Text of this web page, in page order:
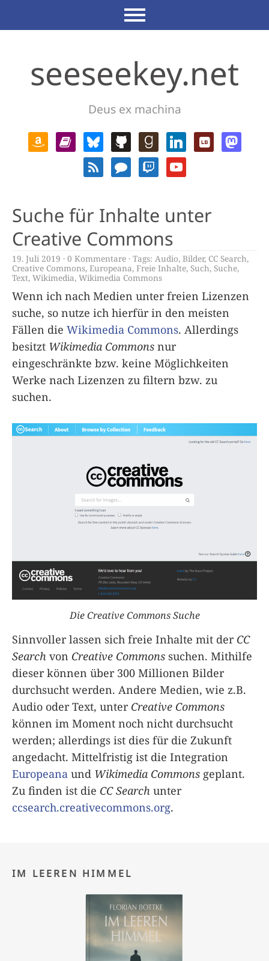
seeseekey.net
Deus ex machina
Suche für Inhalte unter
Creative Commons
19. Juli 2019 0 Kommentare Tags: Audio, Bilder, CC Search,
Creative Commons, Europeana, Freie Inhalte, Such, Suche,
Text, Wikimedia, Wikimedia Commons
Wenn ich nach Medien unter freien Lizenzen
suche, so nutze ich hierfür in den meisten
Fällen die Wikimedia Commons. Allerdings
besitzt Wikimedia Commons nur
eingeschränkte bzw. keine Möglichkeiten
Werke nach Lizenzen zu filtern bzw. zu
suchen.
Die Creative Commons Suche
Sinnvoller lassen sich freie Inhalte mit der CC
Search von Creative Commons suchen. Mithilfe
dieser können über 300 Millionen Bilder
durchsucht werden. Andere Medien, wie z.B.
Audio oder Text, unter Creative Commons
können im Moment noch nicht durchsucht
werden; allerdings ist dies für die Zukunft
angedacht. Mittelfristig ist die Integration
Europeana und Wikimedia Commons geplant.
Zu finden ist die CC Search unter
ccsearch.creativecommons.org.
IM LEEREN HIMMEL